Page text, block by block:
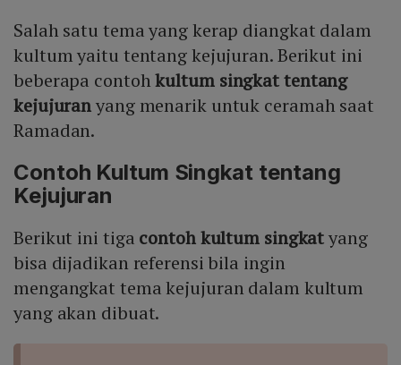
Salah satu tema yang kerap diangkat dalam
kultum yaitu tentang kejujuran. Berikut ini
beberapa contohkultum singkat tentang
kejujuranyang menarik untuk ceramah saat
Ramadan.
Contoh Kultum Singkat tentang
Kejujuran
Berikut ini tiga contoh kultum singkatyang
bisa dijadikan referensi bila ingin
mengangkat tema kejujuran dalam kultum
yang akan dibuat.